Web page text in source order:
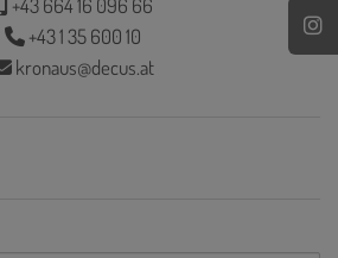
+43 664 16 096 66
+43 1 35 600 10
kronaus@decus.at